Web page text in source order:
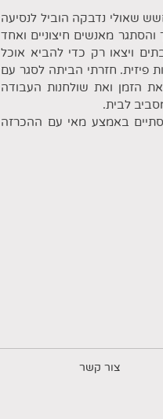
שאולי נדבקה הוביל לנסיעה
מאנשים חיצוניים ואחד
ויצאו רק כדי להביא אוכל
פיזית. חזרתי הביתה לסגר עם
הזמן ואת שולחנות העבודה
לבית.
מפוסטים שהועלו לפייסבוק החל מאמצע מרץ 2020, הסתיים באמצע מאי עם ההכרזה
צור קשר